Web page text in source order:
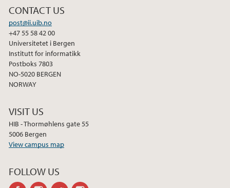
CONTACT US
post@ii.uib.no
+47 55 58 42 00
Universitetet i Bergen
Institutt for informatikk
Postboks 7803
NO-5020 BERGEN
NORWAY
VISIT US
HIB - Thormøhlens gate 55
5006 Bergen
View campus map
FOLLOW US